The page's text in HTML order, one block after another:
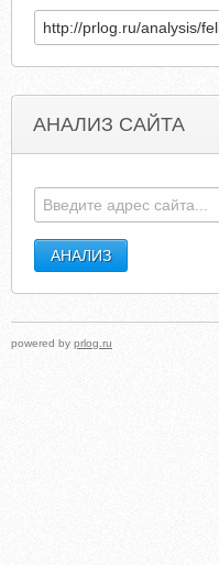
АНАЛИЗ САЙТА
powered by prlog.ru